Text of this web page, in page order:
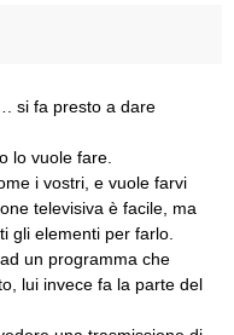
si fa presto a dare
lo vuole fare.
i vostri, e vuole farvi
televisiva è facile, ma
gli elementi per farlo.
un programma che
lui invece fa la parte del